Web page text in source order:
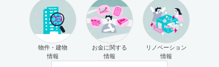
物件・建物
情報
お金に関する
情報
リノベーション
情報